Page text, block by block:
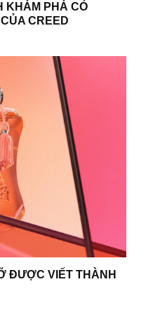
KHÁM PHÁ CỎ
CREED
ĐƯỢC VIẾT THÀNH